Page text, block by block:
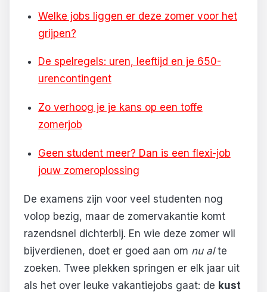
Welke jobs liggen er deze zomer voor het
grijpen?
De spelregels: uren, leeftijd en je 650-
urencontingent
Zo verhoog je je kans op een toffe
zomerjob
Geen student meer? Dan is een flexi-job
jouw zomeroplossing
De examens zijn voor veel studenten nog
volop bezig, maar de zomervakantie komt
razendsnel dichterbij. En wie deze zomer wil
bijverdienen, doet er goed aan om nu alte
zoeken. Twee plekken springen er elk jaar uit
als het over leuke vakantiejobs gaat: de kust